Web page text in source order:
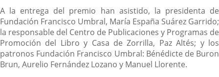
A la entrega del premio han asistido, la presidenta de
Fundación Francisco Umbral, María España Suárez Garrido;
la responsable del Centro de Publicaciones y Programas de
Promoción del Libro y Casa de Zorrilla, Paz Altés; y los
patronos Fundación Francisco Umbral: Bénédicte de Buron
Brun, Aurelio Fernández Lozano y Manuel Llorente.